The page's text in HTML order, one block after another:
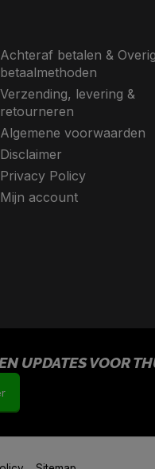
Achteraf betalen &
betaalmethoden
Verzending, levering &
retourneren
Algemene voorwaarden
Disclaimer
Privacy Policy
Mijn account
UPDATES VOOR